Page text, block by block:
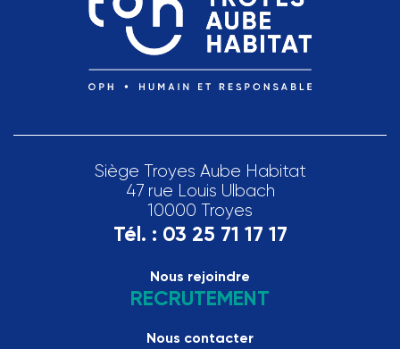
Siège Troyes Aube Habitat
47 rue Louis Ulbach
10000 Troyes
Tél. : 03 25 71 17 17
Nous rejoindre
RECRUTEMENT
Nous contacter